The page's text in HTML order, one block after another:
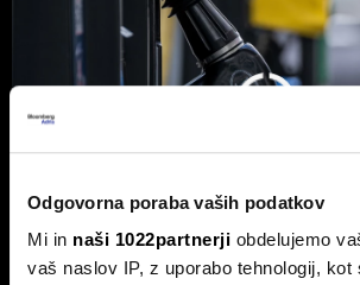
Odgovorna poraba vaših podatkov
Mi in naši 1022partnerji obdelujemo
vaš naslov IP, z uporabo tehnologij,